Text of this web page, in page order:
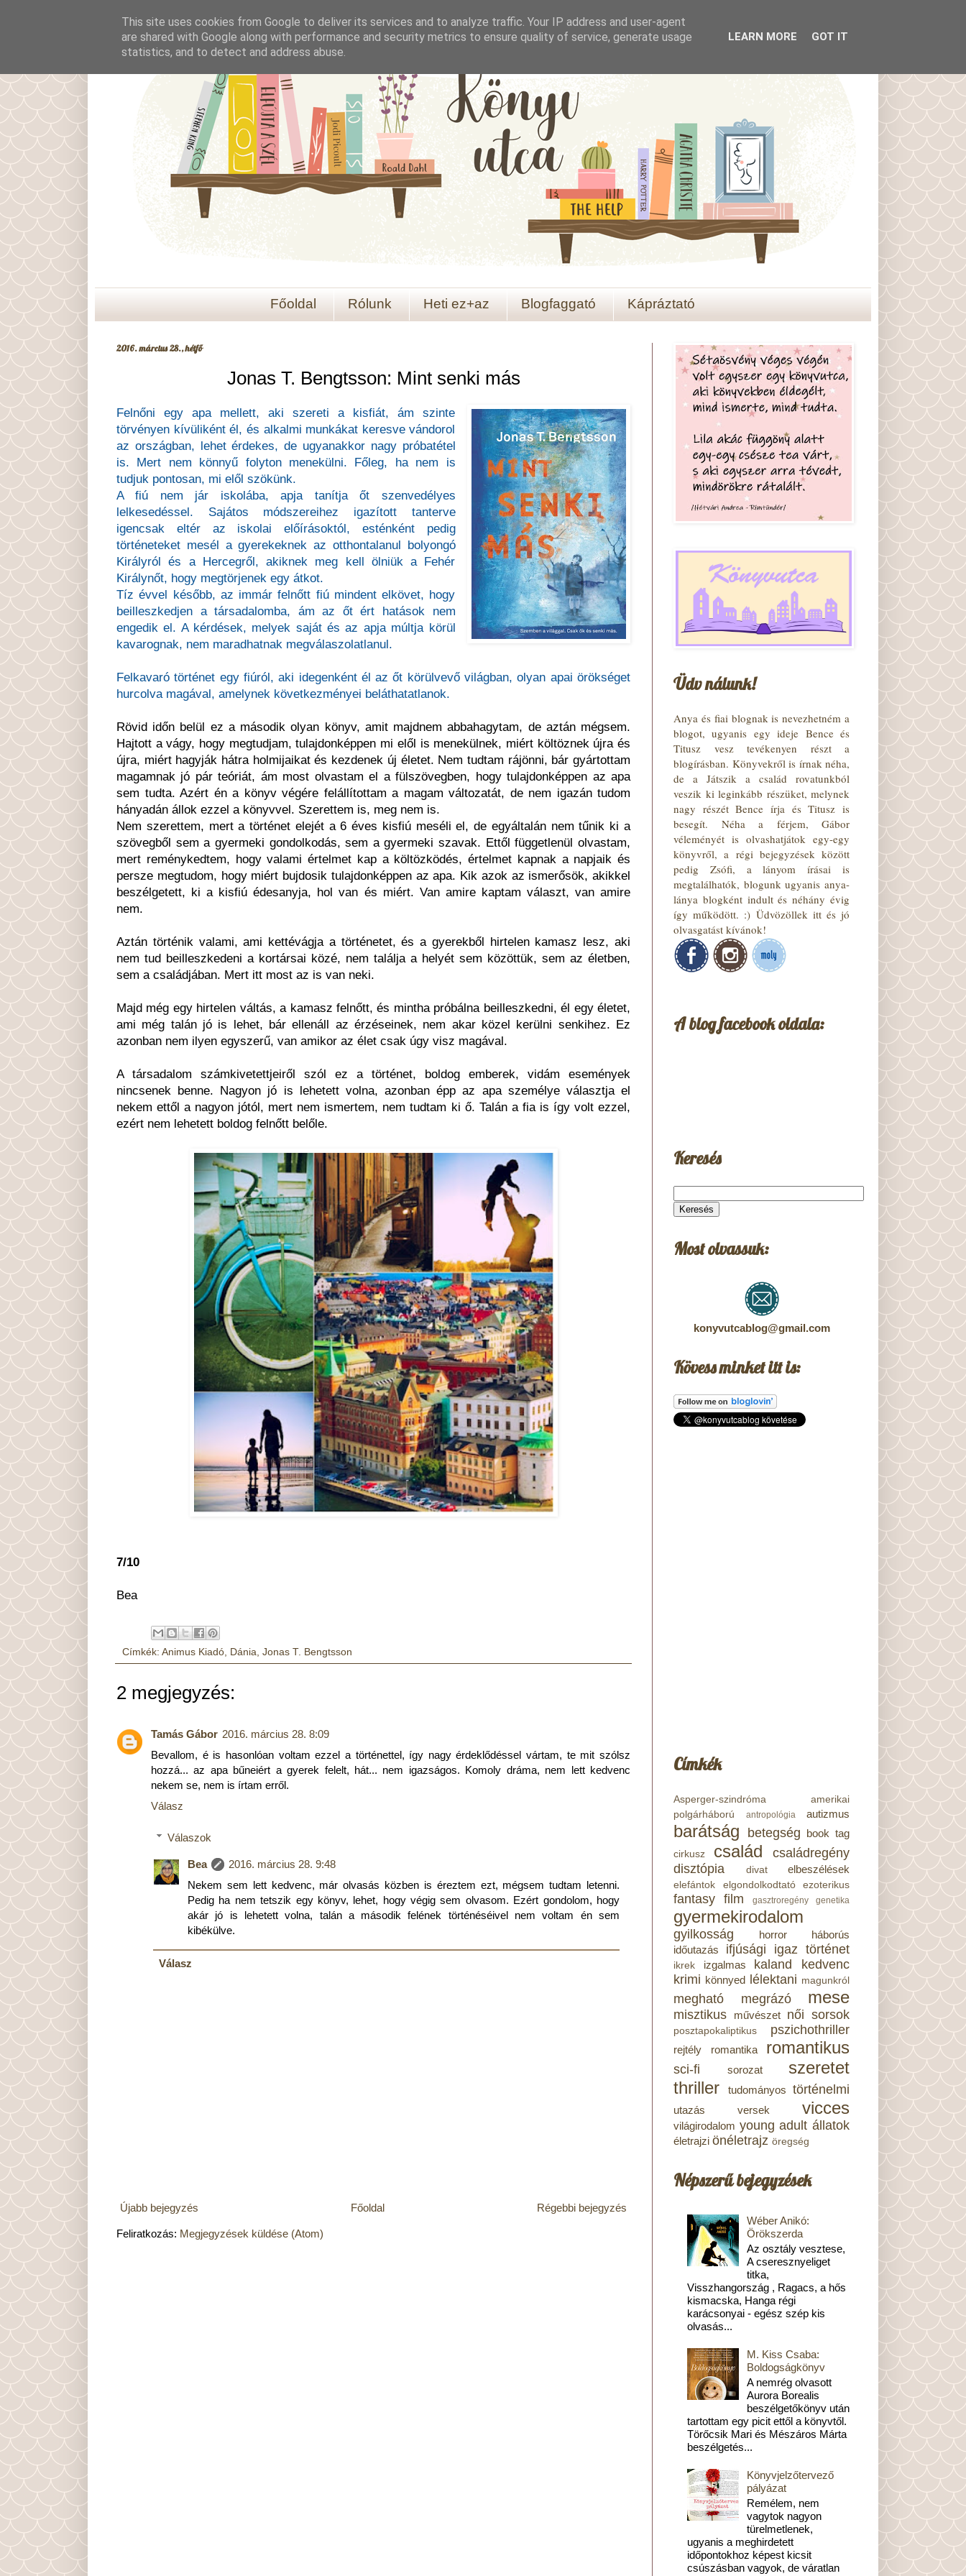
Főoldal Rólunk Heti ez+az Blogfaggató Kápráztató
2016. március 28., hétfő
Jonas T. Bengtsson: Mint senki más
Felnőni egy apa mellett, aki szereti a kisfiát, ám szinte
törvényen kívüliként él, és alkalmi munkákat keresve vándorol
az országban, lehet érdekes, de ugyanakkor nagy próbatétel
is. Mert nem könnyű folyton menekülni. Főleg, ha nem is
tudjuk pontosan, mi elől szökünk.
A fiú nem jár iskolába, apja tanítja őt szenvedélyes
lelkesedéssel. Sajátos módszereihez igazított tanterve
igencsak eltér az iskolai előírásoktól, esténként pedig
történeteket mesél a gyerekeknek az otthontalanul bolyongó
Királyról és a Hercegről, akiknek meg kell ölniük a Fehér
Királynőt, hogy megtörjenek egy átkot.
Tíz évvel később, az immár felnőtt fiú mindent elkövet, hogy
beilleszkedjen a társadalomba, ám az őt ért hatások nem
engedik el. A kérdések, melyek saját és az apja múltja körül
kavarognak, nem maradhatnak megválaszolatlanul.
Felkavaró történet egy fiúról, aki idegenként él az őt körülvevő világban, olyan apai örökséget
hurcolva magával, amelynek következményei beláthatatlanok.
Rövid időn belül ez a második olyan könyv, amit majdnem abbahagytam, de aztán mégsem.
Hajtott a vágy, hogy megtudjam, tulajdonképpen mi elől is menekülnek, miért költöznek újra és
újra, miért hagyják hátra holmijaikat és kezdenek új életet. Nem tudtam rájönni, bár gyártottam
magamnak jó pár teóriát, ám most olvastam el a fülszövegben, hogy tulajdonképpen az apa
sem tudta. Azért én a könyv végére felállítottam a magam változatát, de nem igazán tudom
hányadán állok ezzel a könyvvel. Szerettem is, meg nem is.
Nem szerettem, mert a történet elejét a 6 éves kisfiú meséli el, de egyáltalán nem tűnik ki a
szövegből sem a gyermeki gondolkodás, sem a gyermeki szavak. Ettől függetlenül olvastam,
mert reménykedtem, hogy valami értelmet kap a költözködés, értelmet kapnak a napjaik és
persze megtudom, hogy miért bujdosik tulajdonképpen az apa. Kik azok az ismerősök, akikkel
beszélgetett, ki a kisfiú édesanyja, hol van és miért. Van amire kaptam választ, van amire
nem.
Aztán történik valami, ami kettévágja a történetet, és a gyerekből hirtelen kamasz lesz, aki
nem tud beilleszkedeni a kortársai közé, nem találja a helyét sem közöttük, sem az életben,
sem a családjában. Mert itt most az is van neki.
Majd még egy hirtelen váltás, a kamasz felnőtt, és mintha próbálna beilleszkedni, él egy életet,
ami még talán jó is lehet, bár ellenáll az érzéseinek, nem akar közel kerülni senkihez. Ez
azonban nem ilyen egyszerű, van amikor az élet csak úgy visz magával.
A társadalom számkivetettjeiről szól ez a történet, boldog emberek, vidám események
nincsenek benne. Nagyon jó is lehetett volna, azonban épp az apa személye választja el
nekem ettől a nagyon jótól, mert nem ismertem, nem tudtam ki ő. Talán a fia is így volt ezzel,
ezért nem lehetett boldog felnőtt belőle.
7/10
Bea
Címkék: Animus Kiadó, Dánia, Jonas T. Bengtsson
2 megjegyzés:
Tamás Gábor 2016. március 28. 8:09
Bevallom, é is hasonlóan voltam ezzel a történettel, így nagy érdeklődéssel vártam, te mit szólsz
hozzá... az apa bűneiért a gyerek felelt, hát... nem igazságos. Komoly dráma, nem lett kedvenc
nekem se, nem is írtam erről.
Válasz
Válaszok
Bea
2016. március 28. 9:48
Nekem sem lett kedvenc, már olvasás közben is éreztem ezt, mégsem tudtam letenni.
Pedig ha nem tetszik egy könyv, lehet, hogy végig sem olvasom. Ezért gondolom, hogy
akár jó is lehetett volna, talán a második felének történéséivel nem voltam én sem
kibékülve.
Válasz
Újabb bejegyzés Régebbi bejegyzés
Főoldal
Feliratkozás: Megjegyzések küldése (Atom)
Üdv nálunk!
Anya és fiai blognak is nevezhetném a
blogot, ugyanis egy ideje Bence és
Titusz vesz tevékenyen részt a
blogírásban. Könyvekről is írnak néha,
de a Játszik a család rovatunkból
veszik ki leginkább részüket, melynek
nagy részét Bence írja és Titusz is
besegít. Néha a férjem, Gábor
véleményét is olvashatjátok egy-egy
könyvről, a régi bejegyzések között
pedig Zsófi, a lányom írásai is
megtalálhatók, blogunk ugyanis anya-
lánya blogként indult és néhány évig
így működött. :) Üdvözöllek itt és jó
olvasgatást kívánok!
A blog facebook oldala:
Keresés
Most olvassuk:
konyvutcablog@gmail.com
Kövess minket itt is:
Címkék
Asperger-szindróma
amerikai
polgárháború
antropológia autizmus
barátság betegség book tag
cirkusz család
családregény
disztópia
divat elbeszélések
elefántok elgondolkodtató ezoterikus
fantasy film gasztroregény genetika
gyermekirodalom
gyilkosság horror
háborús
időutazás
ifjúsági igaz történet
ikrek izgalmas kaland
kedvenc
krimi könnyed lélektani magunkról
megható megrázó mese
misztikus művészet női sorsok
posztapokaliptikus pszichothriller
rejtély romantika romantikus
sci-fi sorozat
szeretet
thriller
tudományos történelmi
utazás versek vicces
világirodalom young adult állatok
életrajzi önéletrajz öregség
Népszerű bejegyzések
Wéber Anikó:
Örökszerda
Az osztály vesztese,
A cseresznyeliget
titka,
Visszhangország , Ragacs, a hős
kismacska, Hanga régi
karácsonyai - egész szép kis
olvasás...
M. Kiss Csaba:
Boldogságkönyv
A nemrég olvasott
Aurora Borealis
beszélgetőkönyv után
tartottam egy picit ettől a könyvtől.
Törőcsik Mari és Mészáros Márta
beszélgetés...
Könyvjelzőtervező
pályázat
Remélem, nem
vagytok nagyon
türelmetlenek,
ugyanis a meghirdetett
időpontokhoz képest kicsit
csúszásban vagyok, de váratlan
This site uses cookies from Google to deliver its services and to analyze traffic. Your IP address and user-agent
are shared with Google along with performance and security metrics to ensure quality of service, generate usage
statistics, and to detect and address abuse.
LEARN MORE GOT IT